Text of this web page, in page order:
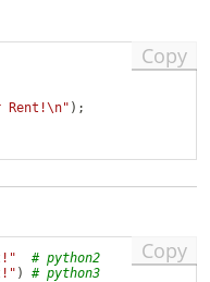
Rent!\n" ) ;
Copy
# python2
) # python3
Copy